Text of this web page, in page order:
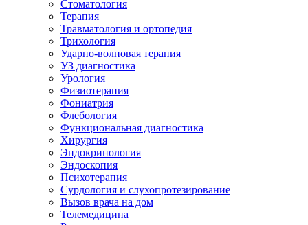
Стоматология
Терапия
Травматология и ортопедия
Трихология
Ударно-волновая терапия
УЗ диагностика
Урология
Физиотерапия
Фониатрия
Флебология
Функциональная диагностика
Хирургия
Эндокринология
Эндоскопия
Психотерапия
Сурдология и слухопротезирование
Вызов врача на дом
Телемедицина